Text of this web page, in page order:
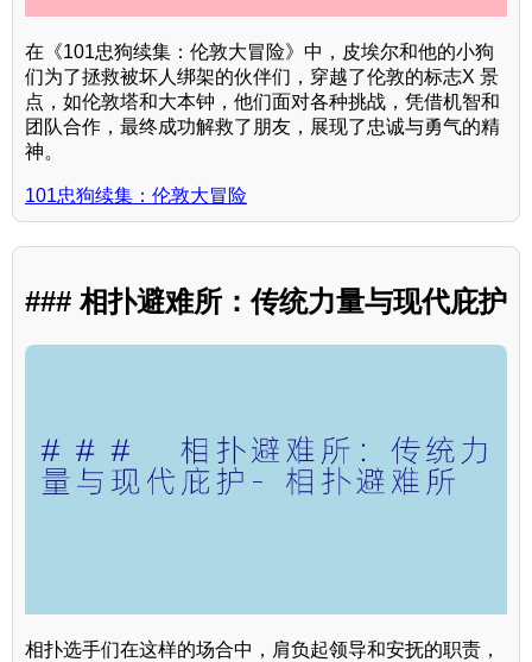
在《101忠狗续集：伦敦大冒险》中，皮埃尔和他的小狗
们为了拯救被坏人绑架的伙伴们，穿越了伦敦的标志X 景
点，如伦敦塔和大本钟，他们面对各种挑战，凭借机智和
团队合作，最终成功解救了朋友，展现了忠诚与勇气的精
神。
101忠狗续集：伦敦大冒险
### 相扑避难所：传统力量与现代庇护
相扑选手们在这样的场合中，肩负起领导和安抚的职责，